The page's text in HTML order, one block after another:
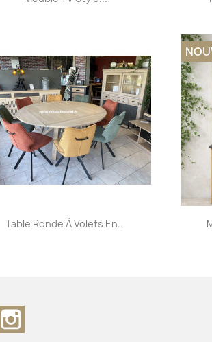
Aperçu rapide
Table Ronde À Volets En...
Facebook